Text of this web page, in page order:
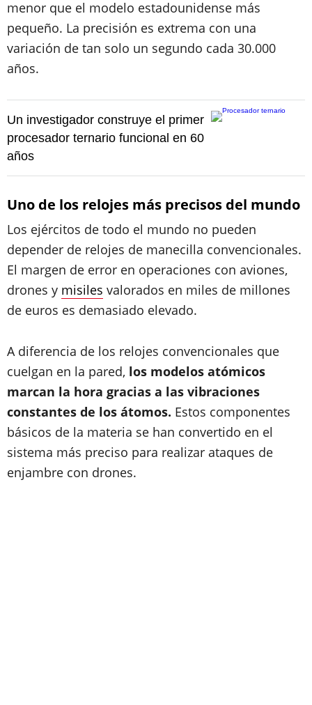
menor que el modelo estadounidense más
pequeño. La precisión es extrema con una
variación de tan solo un segundo cada 30.000
años.
Un investigador construye el primer
procesador ternario funcional en 60
años
Uno de los relojes más precisos del mundo
Los ejércitos de todo el mundo no pueden
depender de relojes de manecilla convencionales.
El margen de error en operaciones con aviones,
drones y misiles valorados en miles de millones
de euros es demasiado elevado.
A diferencia de los relojes convencionales que
cuelgan en la pared, los modelos atómicos
marcan la hora gracias a las vibraciones
constantes de los átomos. Estos componentes
básicos de la materia se han convertido en el
sistema más preciso para realizar ataques de
enjambre con drones.